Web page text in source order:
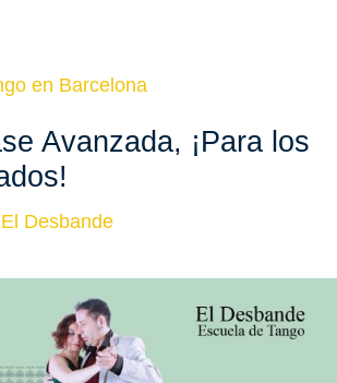
en Barcelona
Avanzada, ¡Para los
El Desbande